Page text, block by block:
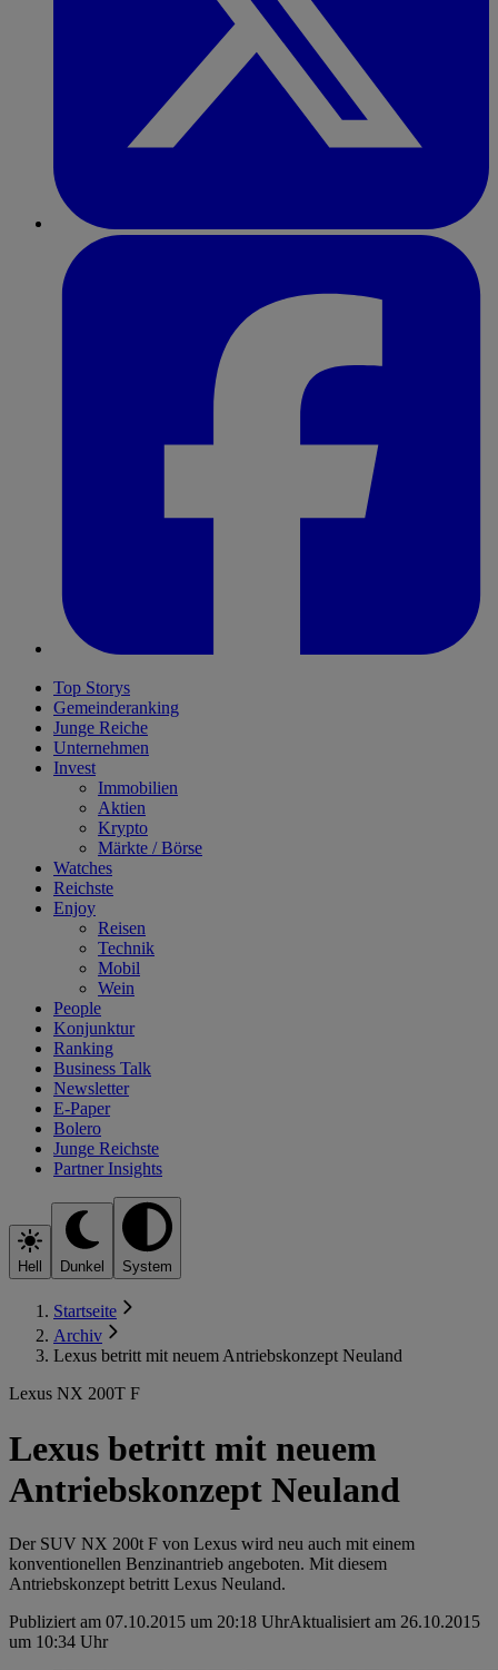
Top Storys
Gemeinderanking
Junge Reiche
Unternehmen
Invest
Immobilien
Aktien
Krypto
Märkte / Börse
Watches
Reichste
Enjoy
Reisen
Technik
Mobil
Wein
People
Konjunktur
Ranking
Business Talk
Newsletter
E-Paper
Bolero
Junge Reichste
Partner Insights
Hell Dunkel System
Startseite
Archiv
Lexus betritt mit neuem Antriebskonzept Neuland
Lexus NX 200T F
Lexus betritt mit neuem
Antriebskonzept Neuland
Der SUV NX 200t F von Lexus wird neu auch mit einem
konventionellen Benzinantrieb angeboten. Mit diesem
Antriebskonzept betritt Lexus Neuland.
Publiziert am 07.10.2015 um 20:18 UhrAktualisiert am 26.10.2015
um 10:34 Uhr